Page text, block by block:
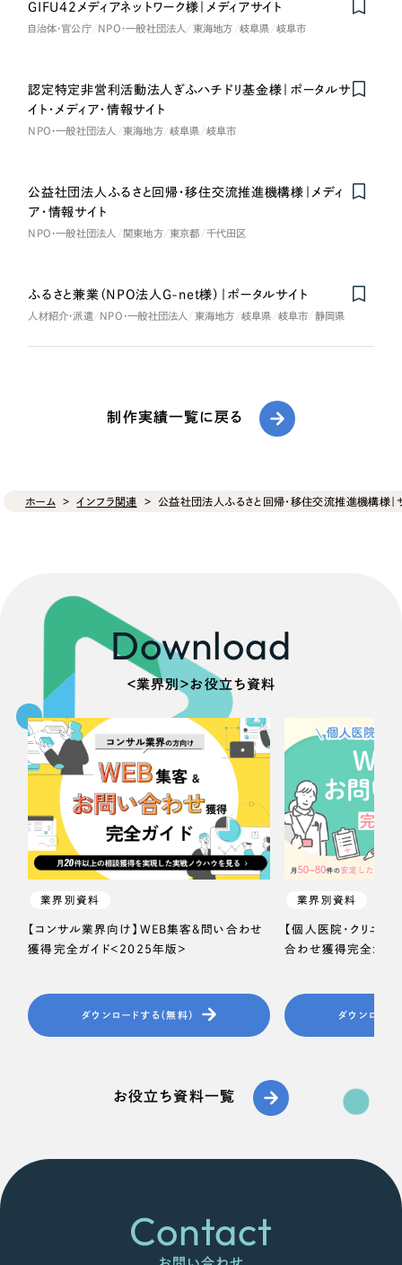
GIFU42メディアネットワーク様｜メディアサイト
自治体・官公庁 NPO・一般社団法人 東海地方 岐阜県 岐阜市
認定特定非営利活動法人ぎふハチドリ基金様｜ポータルサ
イト・メディア・情報サイト
NPO・一般社団法人 東海地方 岐阜県 岐阜市
公益社団法人ふるさと回帰・移住交流推進機構様｜メディ
ア・情報サイト
NPO・一般社団法人 関東地方 東京都 千代田区
ふるさと兼業（NPO法人G-net様）｜ポータルサイト
人材紹介・派遣 NPO・一般社団法人 東海地方 岐阜県 岐阜市 静岡県
制作実績一覧に戻る
ホーム インフラ関連 公益社団法人ふるさと回帰・移住交流推進機構様｜
Download
＜業界別＞お役立ち資料
業界別資料
【コンサル業界向け】WEB集客＆問い合わせ
獲得完全ガイド＜2025年版＞
ダウンロードする（無料）
業界別資料
【個人医院・クリニッ
合わせ獲得完全ガイ
ダウンロード
お役立ち資料一覧
Contact